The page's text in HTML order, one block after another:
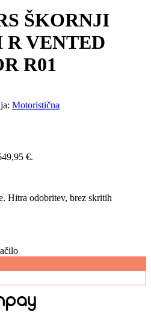
ŠKORNJI
R VENTED
R01
Motoristična
€.
Hitra odobritev, brez skritih